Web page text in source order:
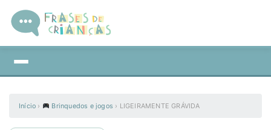
Início › Brinquedos e jogos › LIGEIRAMENTE GRÁVIDA